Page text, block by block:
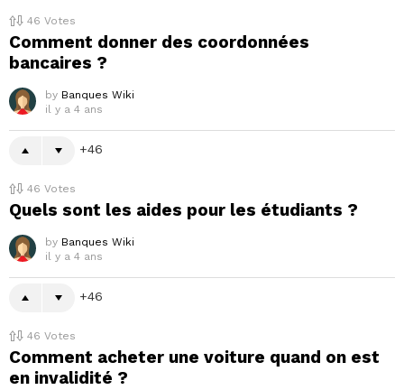
46 Votes
Comment donner des coordonnées
bancaires ?
by Banques Wiki
il y a 4 ans
46
46 Votes
Quels sont les aides pour les étudiants ?
by Banques Wiki
il y a 4 ans
46
46 Votes
Comment acheter une voiture quand on est
en invalidité ?